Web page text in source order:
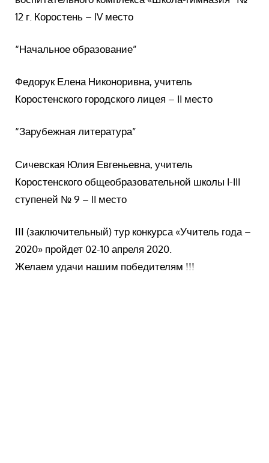
12 г. Коростень – IV место
“Начальное образование”
Федорук Елена Никоноривна, учитель
Коростенского городского лицея – II место
“Зарубежная литература”
Сичевская Юлия Евгеньевна, учитель
Коростенского общеобразовательной школы I-III
ступеней № 9 – II место
ІІІ (заключительный) тур конкурса «Учитель года –
2020» пройдет 02-10 апреля 2020.
Желаем удачи нашим победителям !!!